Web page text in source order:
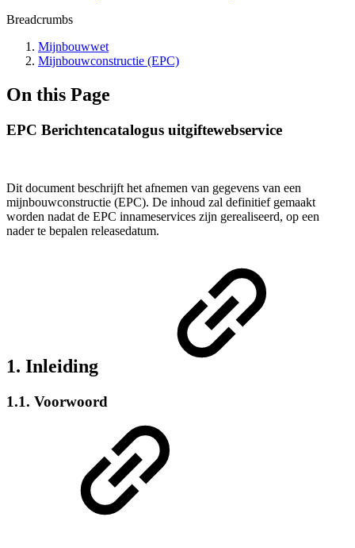
Breadcrumbs
Mijnbouwwet
Mijnbouwconstructie (EPC)
On this Page
EPC Berichtencatalogus uitgiftewebservice
Dit document beschrijft het afnemen van gegevens van een
mijnbouwconstructie (EPC). De inhoud zal definitief gemaakt
worden nadat de EPC innameservices zijn gerealiseerd, op een
nader te bepalen releasedatum.
1. Inleiding
1.1. Voorwoord